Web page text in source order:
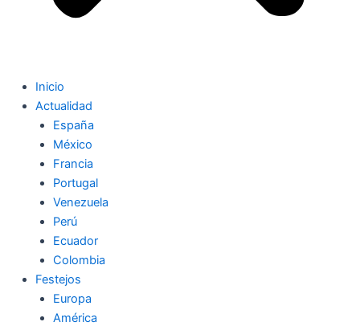
Inicio
Actualidad
España
México
Francia
Portugal
Venezuela
Perú
Ecuador
Colombia
Festejos
Europa
América